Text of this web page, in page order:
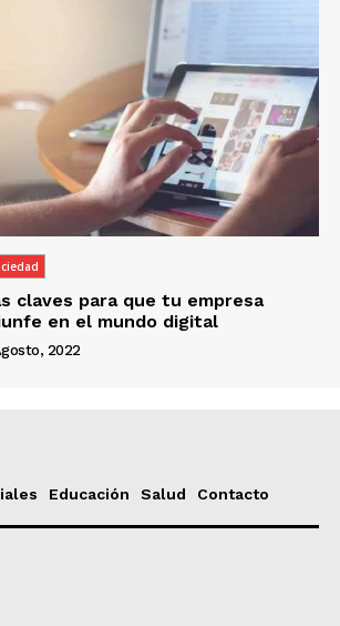
claves para que tu empresa
en el mundo digital
2022
Educación Salud Contacto